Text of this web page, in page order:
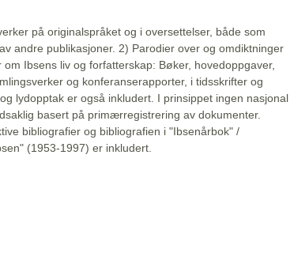
på originalspråket og i oversettelser, både som
andre publikasjoner. 2) Parodier over og omdiktninger
Ibsens liv og forfatterskap: Bøker, hovedoppgaver,
og konferanserapporter, i tidsskrifter og
lydopptak er også inkludert. I prinsippet ingen nasjonal
basert på primærregistrering av dokumenter.
bibliografier og bibliografien i "Ibsenårbok" /
(1953-1997) er inkludert.